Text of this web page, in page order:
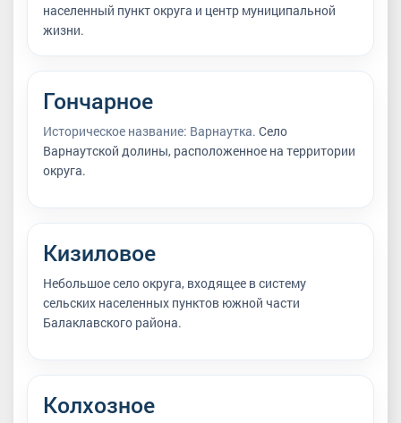
населенный пункт округа и центр муниципальной
жизни.
Гончарное
Историческое название: Варнаутка. Село
Варнаутской долины, расположенное на территории
округа.
Кизиловое
Небольшое село округа, входящее в систему
сельских населенных пунктов южной части
Балаклавского района.
Колхозное